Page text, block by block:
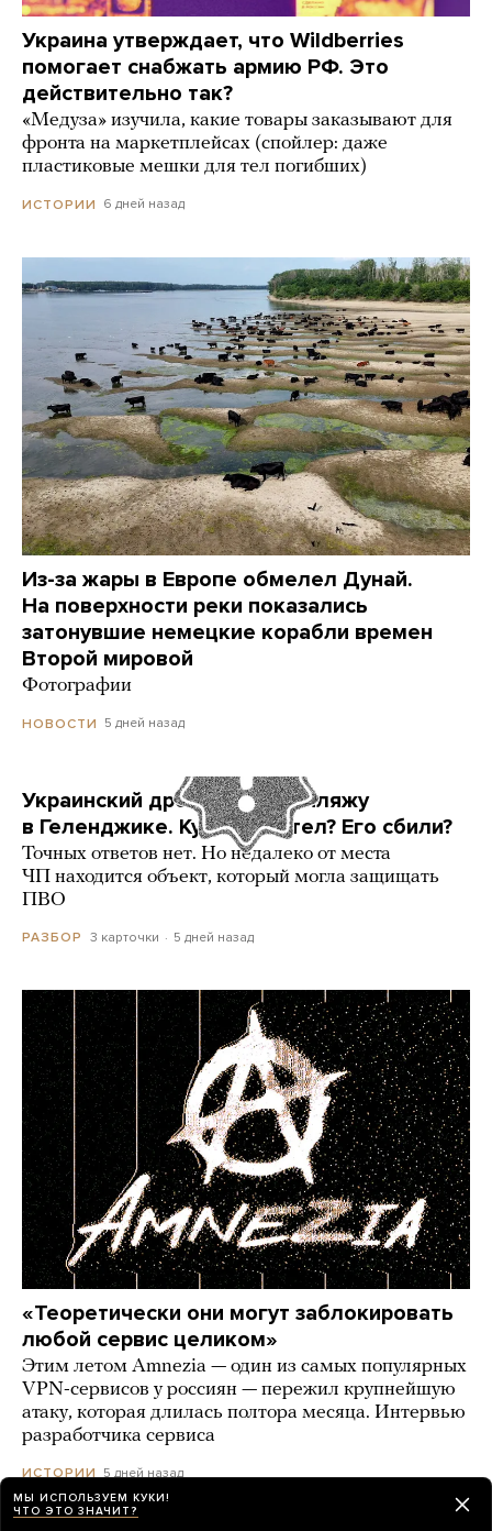
Украина утверждает, что Wildberries
помогает снабжать армию РФ. Это
действительно так?
«Медуза» изучила, какие товары заказывают для
фронта на маркетплейсах (спойлер: даже
пластиковые мешки для тел погибших)
ИСТОРИИ 6 дней назад
Из-за жары в Европе обмелел Дунай.
На поверхности реки показались
затонувшие немецкие корабли времен
Второй мировой
Фотографии
НОВОСТИ 5 дней назад
Украинский дрон попал по пляжу
в Геленджике. Куда он летел? Его сбили?
Точных ответов нет. Но недалеко от места
ЧП находится объект, который могла защищать
ПВО
РАЗБОР 3 карточки 5 дней назад
«Теоретически они могут заблокировать
любой сервис целиком»
Этим летом Amnezia — один из самых популярных
VPN-сервисов у россиян — пережил крупнейшую
атаку, которая длилась полтора месяца. Интервью
разработчика сервиса
ИСТОРИИ 5 дней назад
МЫ ИСПОЛЬЗУЕМ КУКИ!
ЧТО ЭТО ЗНАЧИТ?